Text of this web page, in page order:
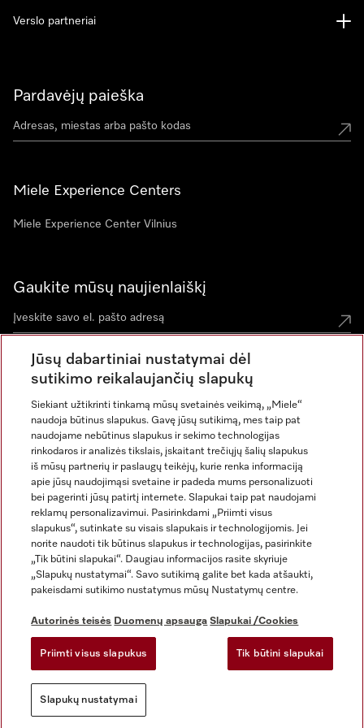
Pardavėjų paieška
Miele Experience Centers
Miele Experience Center Vilnius
Gaukite mūsų naujienlaiškį
Verslo partneriai
Rekvizitai
Bendrosios sąlygos ir nuostatos
Duomenų apsauga
Naudojimo sąlygos
Miele prieinamumo pareiškimas
Skaitmeninių paslaugų aktas
Slapukų nustatymai
Jūsų dabartiniai nustatymai dėl
sutikimo reikalaujančių slapukų
Siekiant užtikrinti tinkamą mūsų svetainės veikimą, „Miele“
naudoja būtinus slapukus. Gavę jūsų sutikimą, mes taip pat
naudojame nebūtinus slapukus ir sekimo technologijas
rinkodaros ir analizės tikslais, įskaitant trečiųjų šalių slapukus
iš mūsų partnerių ir paslaugų teikėjų, kurie renka informaciją
apie jūsų naudojimąsi svetaine ir padeda mums personalizuoti
bei pagerinti jūsų patirtį internete. Slapukai taip pat naudojami
reklamų personalizavimui. Pasirinkdami „Priimti visus
slapukus“, sutinkate su visais slapukais ir technologijomis. Jei
norite naudoti tik būtinus slapukus ir technologijas, pasirinkite
„Tik būtini slapukai“. Daugiau informacijos rasite skyriuje
„Slapukų nustatymai“. Savo sutikimą galite bet kada atšaukti,
pakeisdami sutikimo nustatymus mūsų Nustatymų centre.
Autorinės teisės Duomenų apsauga Slapukai /Cookies
Priimti visus slapukus Tik būtini slapukai
Slapukų nustatymai